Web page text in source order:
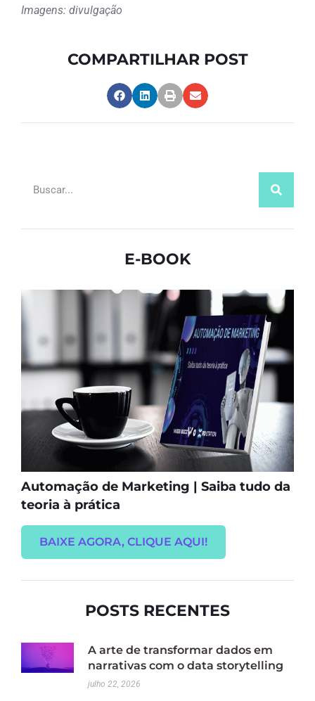
Imagens: divulgação
COMPARTILHAR POST
E-BOOK
Automação de Marketing | Saiba tudo da
teoria à prática
BAIXE AGORA, CLIQUE AQUI!
POSTS RECENTES
A arte de transformar dados em
narrativas com o data storytelling
julho 22, 2026